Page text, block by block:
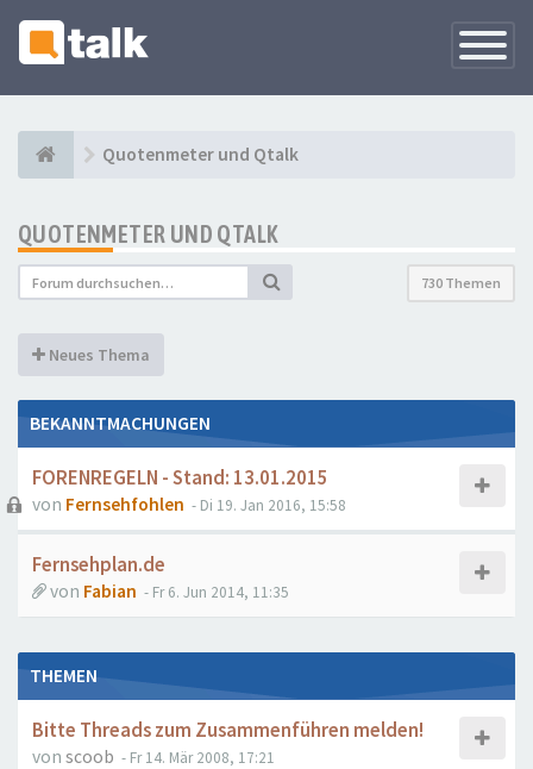
Quotenmeter und Qtalk
QUOTENMETER UND QTALK
730 Themen
Neues Thema
BEKANNTMACHUNGEN
FORENREGELN - Stand: 13.01.2015
von Fernsehfohlen - Di 19. Jan 2016, 15:58
Fernsehplan.de
von Fabian - Fr 6. Jun 2014, 11:35
THEMEN
Bitte Threads zum Zusammenführen melden!
von scoob - Fr 14. Mär 2008, 17:21